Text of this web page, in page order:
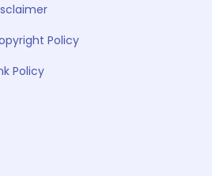
Policy
Policy